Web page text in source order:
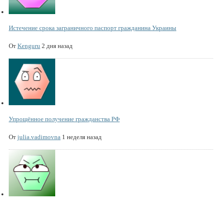
Истечение срока заграничного паспорт гражданина Украины
От Kenguru 2 дня назад
Упрощённое получение гражданства РФ
От julia.vadimovna 1 неделя назад